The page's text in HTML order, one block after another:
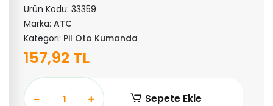
Ürün Kodu: 33359
Marka: ATC
Kategori: Pil Oto Kumanda
157,92 TL
Sepete Ekle